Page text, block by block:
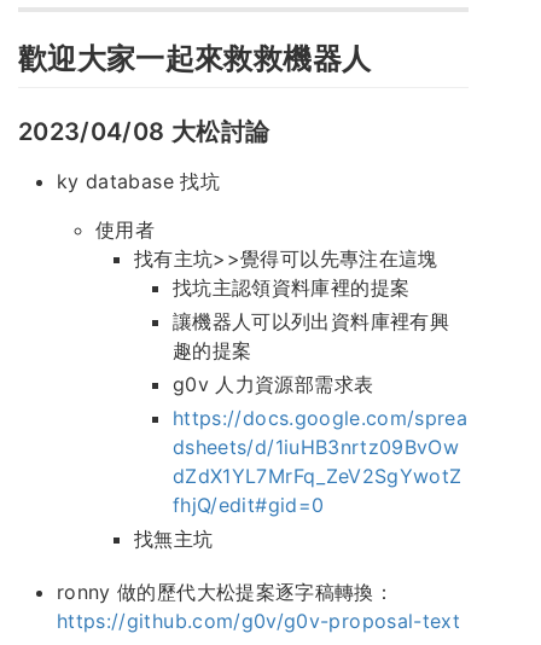
歡迎大家一起來救救機器人
2023/04/08 大松討論
ky database 找坑
使用者
找有主坑>>覺得可以先專注在這塊
找坑主認領資料庫裡的提案
讓機器人可以列出資料庫裡有興
趣的提案
g0v 人力資源部需求表
https://docs.google.com/sprea
dsheets/d/1iuHB3nrtz09BvOw
dZdX1YL7MrFq_ZeV2SgYwotZ
fhjQ/edit#gid=0
找無主坑
ronny 做的歷代大松提案逐字稿轉換：
https://github.com/g0v/g0v-proposal-text